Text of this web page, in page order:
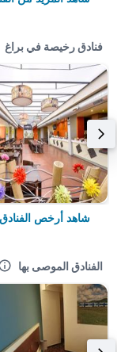
فنادق رخيصة في براغ
شاهد أرخص
الفنادق الموصى بها